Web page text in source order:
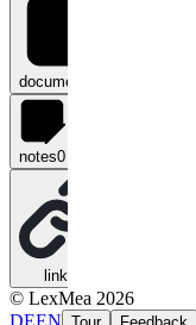
documents
notes0
links
© LexMea 2026